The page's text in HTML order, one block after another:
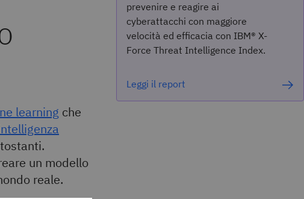
learning che
un modello
reale.
prevenire e reagire ai
cyberattacchi con maggiore
velocità ed efficacia con IBM® X-
Force Threat Intelligence Index.
Leggi il report